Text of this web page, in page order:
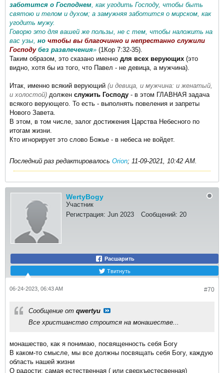
заботится о Господнем, как угодить Господу, чтобы быть
святою и телом и духом; а замужняя заботится о мирском, как
угодить мужу.
Говорю это для вашей же пользы, не с тем, чтобы наложить на
вас узы, но чтобы вы благочинно и непрестанно служили
Господубез развлечения» (1Кор 7:32-35).
Таким образом, это сказано именно для всех верующих (это
видно, хотя бы из того, что Павел - не девица, а мужчина).
Итак, именно всякий верующий (и девица, и мужчина: и женатый,
и холостой) должен служить Господу - в этом ГЛАВНАЯ задача
всякого верующего. То есть - выполнять повеления и запреты
Нового Завета.
В этом, в том числе, залог достижения Царства Небесного по
итогам жизни.
Кто игнорирует это слово Божье - в небеса не войдет.
Последний раз редактировалось Orion; 11-09-2021, 10:42 AM.
WertyBogy
Участник
Регистрация: Jun 2023 Сообщений: 20
Расшарить
Твитнуть
#70
06-24-2023, 06:43 AM
Сообщение от qwertyu
Все христианство строится на монашестве...
монашество, как я понимаю, посвященность себя Богу
В каком-то смысле, мы все должны посвящать себя Богу, каждую
область нашей жизни
О радости: самая естественная ( или сверхъестесвенная)